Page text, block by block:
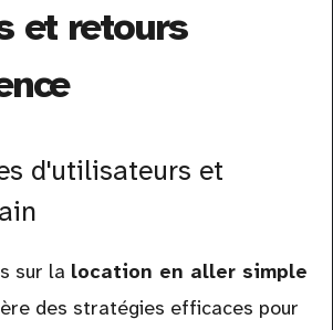
et retours
d'utilisateurs et
sur la location en aller simple
des stratégies efficaces pour